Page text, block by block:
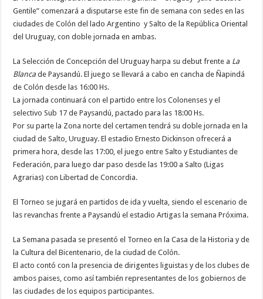
Gentile” comenzará a disputarse este fin de semana con sedes en las
ciudades de Colón del lado Argentino y Salto de la República Oriental
del Uruguay, con doble jornada en ambas.
La Selección de Concepción del Uruguay harpa su debut frente a La
Blancade Paysandú. El juego se llevará a cabo en cancha de Ñapindá
de Colón desde las 16:00 Hs.
La jornada continuará con el partido entre los Colonenses y el
selectivo Sub 17 de Paysandú, pactado para las 18:00 Hs.
Por su parte la Zona norte del certamen tendrá su doble jornada en la
ciudad de Salto, Uruguay. El estadio Ernesto Dickinson ofrecerá a
primera hora, desde las 17:00, el juego entre Salto y Estudiantes de
Federación, para luego dar paso desde las 19:00 a Salto (Ligas
Agrarias) con Libertad de Concordia.
El Torneo se jugará en partidos de ida y vuelta, siendo el escenario de
las revanchas frente a Paysandú el estadio Artigas la semana Próxima.
La Semana pasada se presentó el Torneo en la Casa de la Historia y de
la Cultura del Bicentenario, de la ciudad de Colón.
El acto contó con la presencia de dirigentes liguistas y de los clubes de
ambos paises, como así también representantes de los gobiernos de
las ciudades de los equipos participantes.